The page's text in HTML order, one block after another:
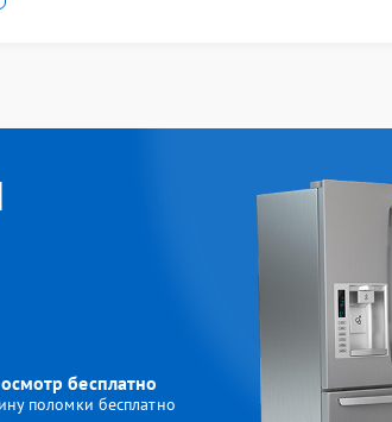
бесплатно
поломки бесплатно